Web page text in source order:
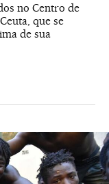
no Centro de
que se
de sua